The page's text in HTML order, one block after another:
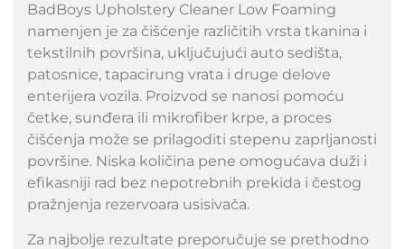
BadBoys Upholstery Cleaner Low Foaming
namenjen je za čišćenje različitih vrsta tkanina i
tekstilnih površina, uključujući auto sedišta,
patosnice, tapacirung vrata i druge delove
enterijera vozila. Proizvod se nanosi pomoću
četke, sunđera ili mikrofiber krpe, a proces
čišćenja može se prilagoditi stepenu zaprljanosti
površine. Niska količina pene omogućava duži i
efikasniji rad bez nepotrebnih prekida i čestog
pražnjenja rezervoara usisivača.
Za najbolje rezultate preporučuje se prethodno